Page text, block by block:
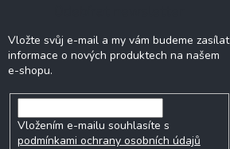
Vložte svůj e-mail a my vám budeme zasílat
informace o nových produktech na našem
e-shopu.
Vložením e-mailu souhlasíte s
podmínkami ochrany osobních údajů